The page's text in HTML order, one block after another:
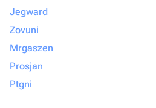
Jegward
Zovuni
Mrgaszen
Prosjan
Ptgni